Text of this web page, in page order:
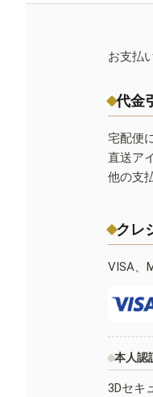
お支払
代金
宅配便
直送ア
他の支
クレ
VISA、
本人認
3Dセキ